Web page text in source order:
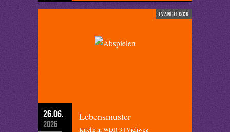
evangelisch
26.06.
2026
Lebensmuster
Kirche in WDR 3 | Viehweg